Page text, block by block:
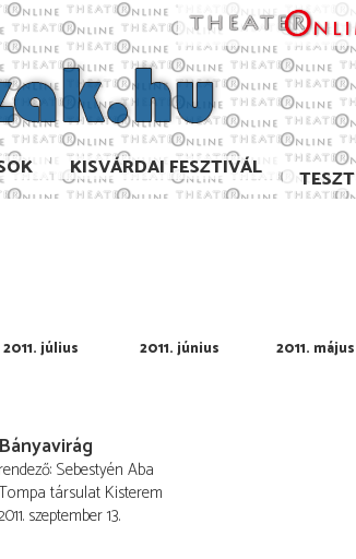
KISVÁRDAI FESZTIVÁL TESZT
2011. július 2011. június 2011. május
Bányavirág
rendező Sebestyén Aba
társulat Kisterem
szeptember 13.